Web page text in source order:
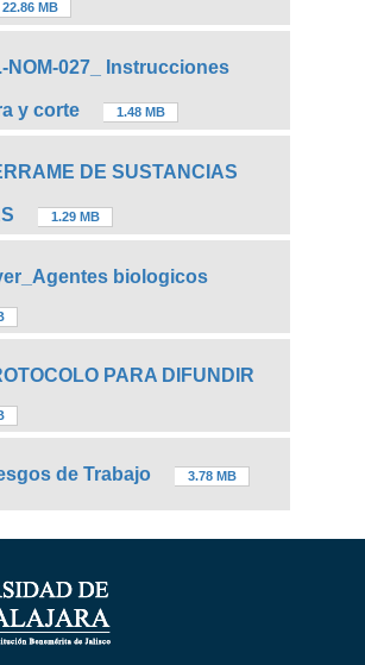
22.86 MB
NOM-027_ Instrucciones
y corte 1.48 MB
DE SUSTANCIAS
1.29 MB
biologicos
PARA DIFUNDIR
de Trabajo 3.78 MB